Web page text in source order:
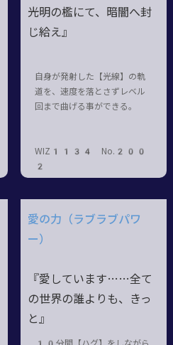
光明の檻にて、暗闇へ封
じ給え』
自身が発射した【光線】の軌
道を、速度を落とさずレベル
回まで曲げる事ができる。
WIZ1134 No.200
2
愛の力（ラブラブパワ
ー）
『愛しています……全て
の世界の誰よりも、きっ
と』